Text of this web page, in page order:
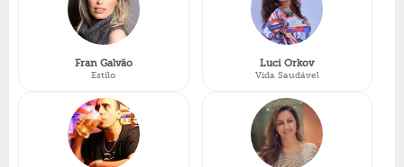
Fran Galvão
Estilo
Luci Orkov
Vida Saudável